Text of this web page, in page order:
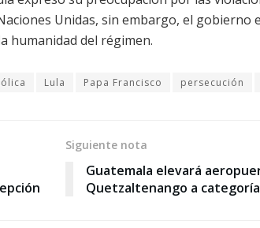
Unidas, sin embargo, el gobierno
humanidad del régimen.
Lula Papa Francisco persecución
Siguiente nota
Guatemala elevará
Quetzaltenango a